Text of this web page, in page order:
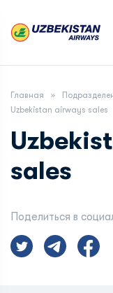
Главная
Uzbekistan airways sales
sales
Поделиться в